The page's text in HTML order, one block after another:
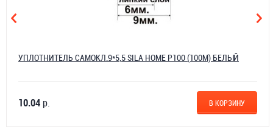
УПЛОТНИТЕЛЬ САМОКЛ.9*5,5 SILA HOME P100 (100М) БЕЛЫЙ
10.04р. В КОРЗИНУ